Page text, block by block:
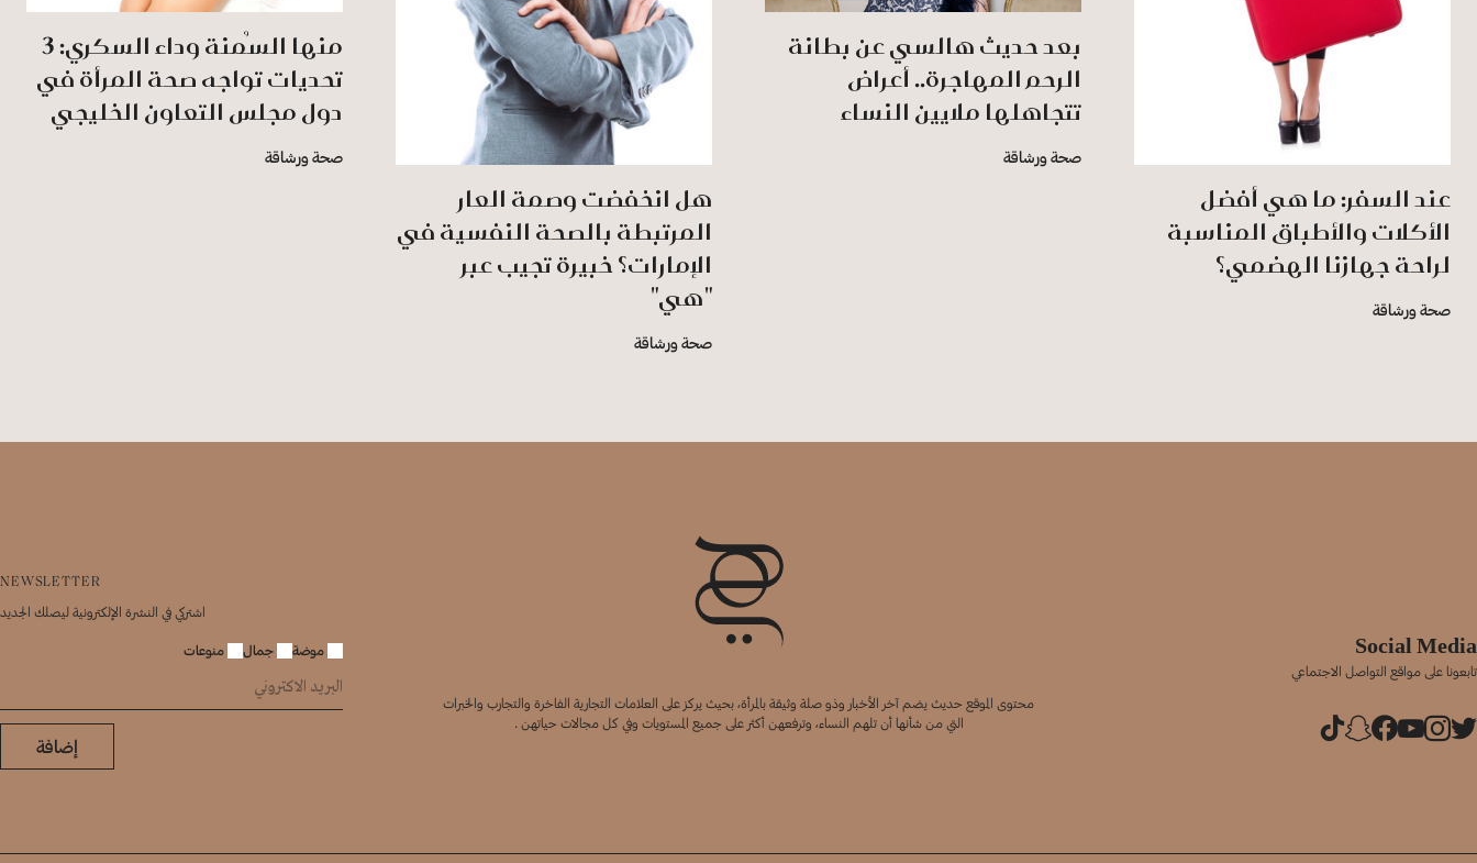
عند السفر: ما هي أفضل
الأكلات والأطباق المناسبة
لراحة جهازنا الهضمي؟
صحة ورشاقة
بعد حديث هالسي عن بطانة
الرحم المهاجرة.. أعراض
تتجاهلها ملايين النساء
صحة ورشاقة
هل انخفضت وصمة العار
المرتبطة بالصحة النفسية في
الإمارات؟ خبيرة تجيب عبر
"هي"
صحة ورشاقة
منها السُمنة وداء السكري: 3
تحديات تواجه صحة المرأة في
دول مجلس التعاون الخليجي
صحة ورشاقة
NEWSLETTER
اشتركي في النشرة الإلكترونية ليصلك الجديد
موضة جمال منوعات
إضافة
محتوى الموقع حديث يضم آخر الأخبار وذو صلة وثيقة بالمرأة، بحيث يركز على العلامات التجارية الفاخرة والتجارب والخبرات
التي من شأنها أن تلهم النساء، وترفعهن أكثر على جميع المستويات وفي كل مجالات حياتهن .
Social Media
تابعونا على مواقع التواصل الاجتماعي